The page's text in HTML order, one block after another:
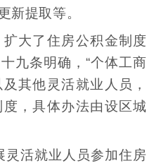
新提取等。
大了住房公积金制度
九条明确，“个体工商
其他灵活就业人员，
，具体办法由设区城
灵活就业人员参加住房